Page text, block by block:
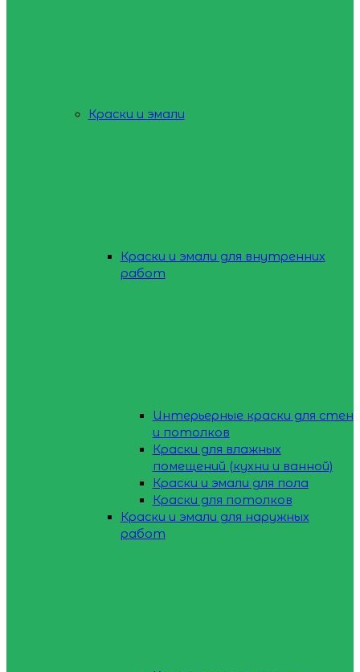
Краски и эмали
Краски и эмали для внутренних
работ
Интерьерные краски для стен
и потолков
Краски для влажных
помещений (кухни и ванной)
Краски и эмали для пола
Краски для потолков
Краски и эмали для наружных
работ